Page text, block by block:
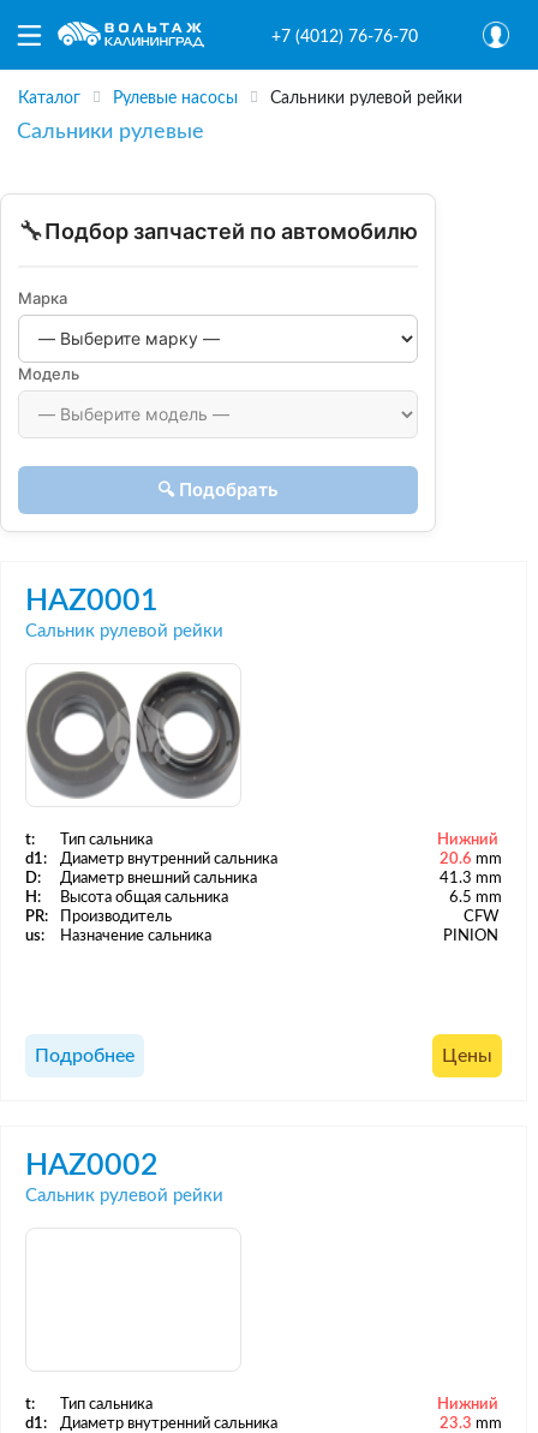
+7 (4012) 76-76-70
Каталог Рулевые насосы Сальники рулевой рейки
Сальники рулевые
🔧Подбор запчастей по автомобилю
Марка
Модель
🔍 Подобрать
HAZ0001
Сальник рулевой рейки
t: Тип сальника
Нижний
d1:
Диаметр внутренний сальника 20.6 mm
D:
Диаметр внешний сальника
41.3 mm
H:
Высота общая сальника
6.5 mm
PR:
Производитель
CFW
us:
Назначение сальника PINION
Подробнее Цены
HAZ0002
Сальник рулевой рейки
t: Тип сальника
Нижний
d1:
Диаметр внутренний сальника 23.3 mm